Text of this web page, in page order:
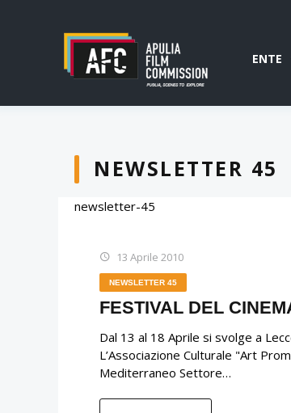
ENTE
NEWSLETTER 45
newsletter-45
13 Aprile 2010
NEWSLETTER 45
FESTIVAL DEL
Dal 13 al 18 Aprile si svolge a
L’Associazione Culturale "Art
Mediterraneo Settore…